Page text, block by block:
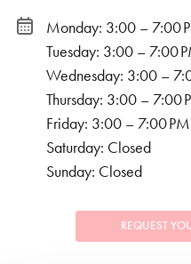
Monday: 3:00 – 7:00
Tuesday: 3:00 – 7:00
Wednesday: 3:00 –
Thursday: 3:00 – 7:00
Friday: 3:00 – 7:00 PM
Saturday: Closed
Sunday: Closed
REQUEST